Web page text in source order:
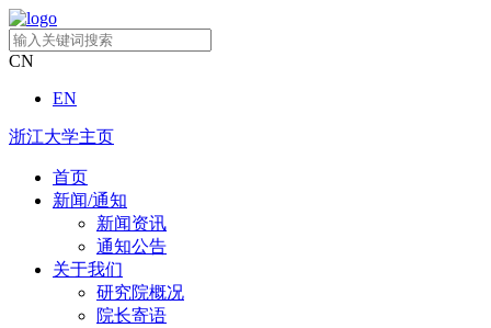
CN
EN
浙江大学主页
首页
新闻/通知
新闻资讯
通知公告
关于我们
研究院概况
院长寄语